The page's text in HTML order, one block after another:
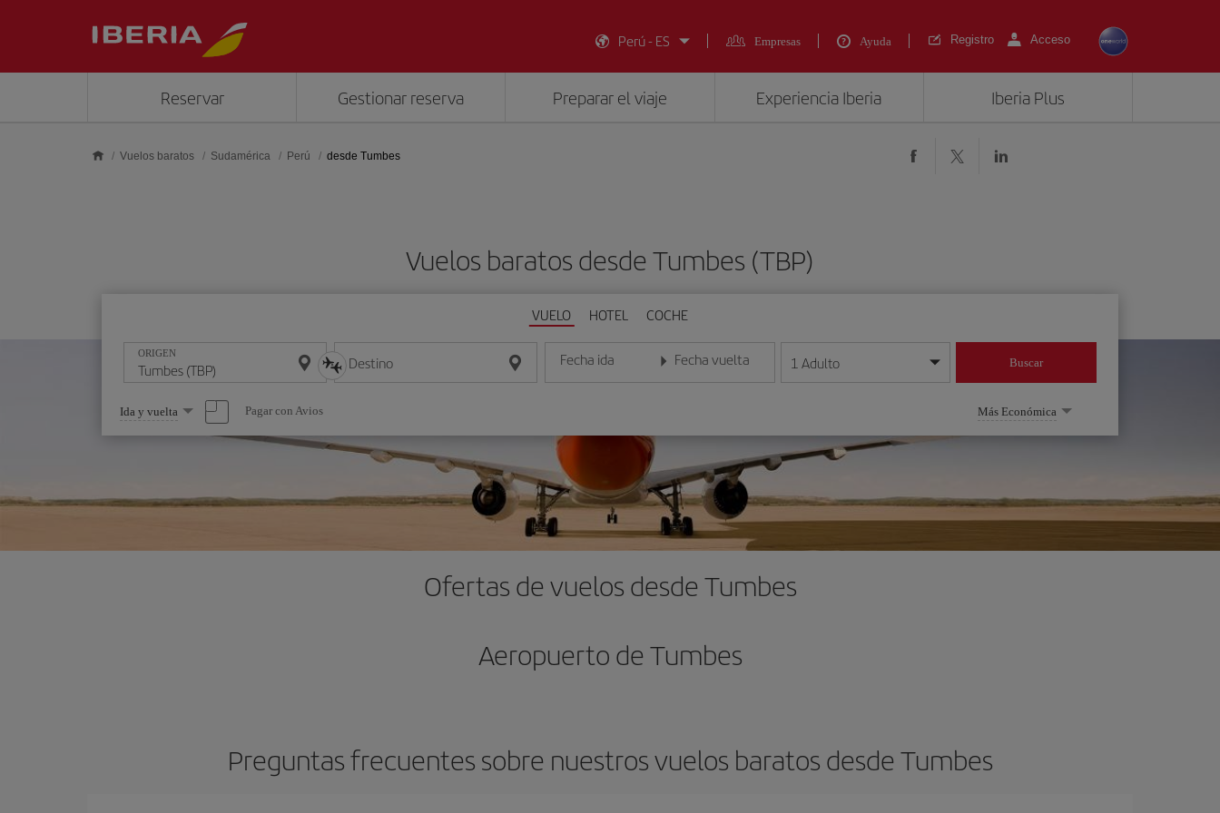
Perú - ES
Empresas Ayuda Registro Acceso
Reservar Gestionar reserva Preparar el viaje Experiencia Iberia Iberia Plus
Vuelos baratos Sudamérica Perú desde Tumbes
Vuelos baratos desde Tumbes (TBP)
VUELO HOTEL COCHE
ORIGEN Destino Fecha ida
Introduce la fecha en formato día/mes/año
Fecha vuelta
Introduce la fecha en formato día/mes/año
1 Adulto Buscar
Seleccione
una
opción
Ida y vuelta Pagar con Avios Más Económica
Ofertas de vuelos desde Tumbes
Aeropuerto de Tumbes
Preguntas frecuentes sobre nuestros vuelos baratos desde Tumbes